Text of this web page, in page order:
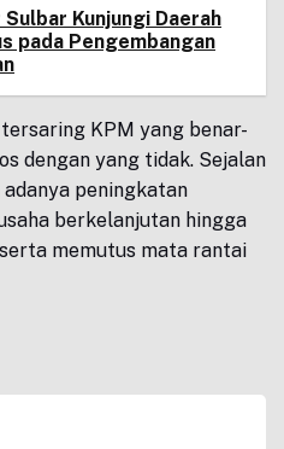
Sulbar Kunjungi Daerah
pada Pengembangan
KPM yang benar-
dengan yang tidak. Sejalan
peningkatan
berkelanjutan hingga
memutus mata rantai